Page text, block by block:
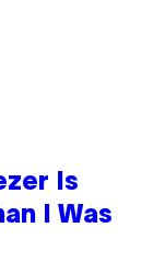
Is
I Was